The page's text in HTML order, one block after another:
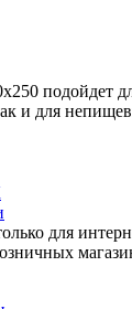
подойдет
и для
для